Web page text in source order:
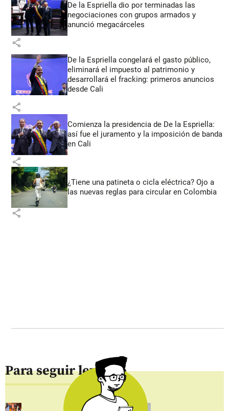
De la Espriella dio por terminadas las
negociaciones con grupos armados y
anunció megacárceles
share
De la Espriella congelará el gasto público,
eliminará el impuesto al patrimonio y
desarrollará el fracking: primeros anuncios
desde Cali
share
Comienza la presidencia de De la Espriella:
así fue el juramento y la imposición de banda
en Cali
share
¿Tiene una patineta o cicla eléctrica? Ojo a
las nuevas reglas para circular en Colombia
share
Para seguir leyendo